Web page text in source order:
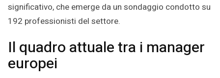
significativo, che emerge da un sondaggio condotto su
192 professionisti del settore.
Il quadro attuale tra i manager
europei